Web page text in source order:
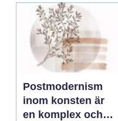
Postmodernism
inom konsten är
en komplex och